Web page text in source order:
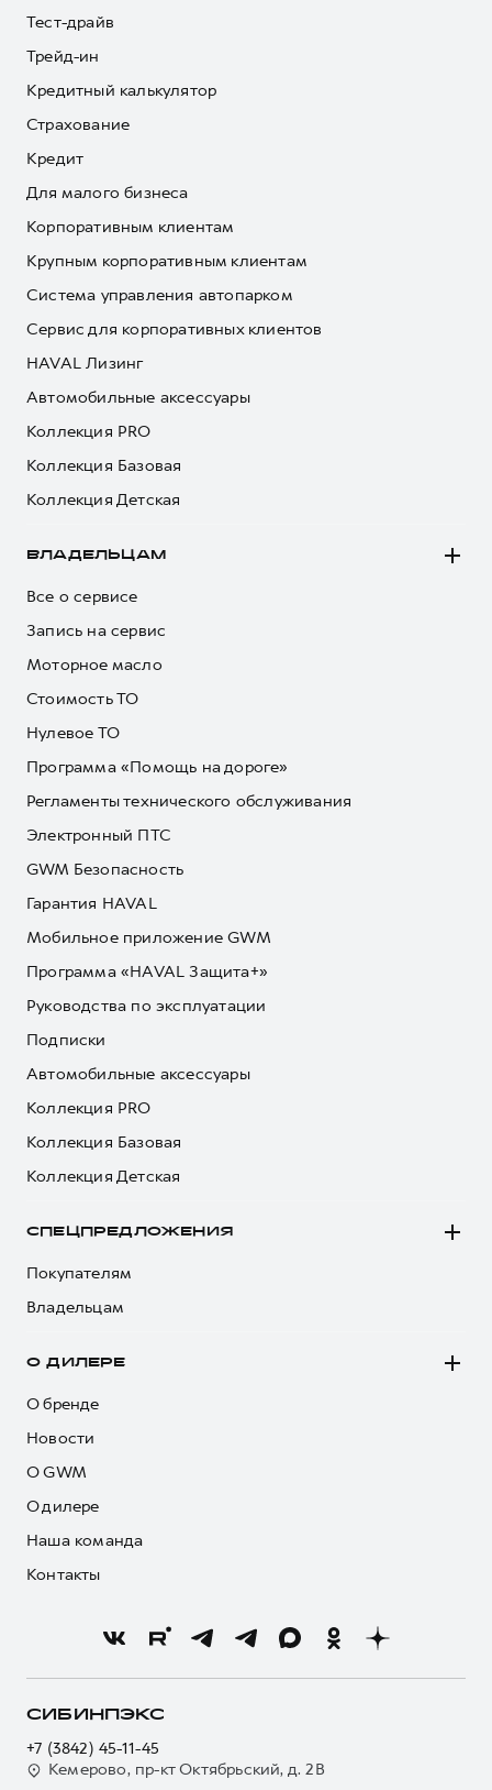
Тест-драйв
Трейд-ин
Кредитный калькулятор
Страхование
Кредит
Для малого бизнеса
Корпоративным клиентам
Крупным корпоративным клиентам
Система управления автопарком
Сервис для корпоративных клиентов
HAVAL Лизинг
Автомобильные аксессуары
Коллекция PRO
Коллекция Базовая
Коллекция Детская
ВЛАДЕЛЬЦАМ
Все о сервисе
Запись на сервис
Моторное масло
Стоимость ТО
Нулевое ТО
Программа «Помощь на дороге»
Регламенты технического обслуживания
Электронный ПТС
GWM Безопасность
Гарантия HAVAL
Мобильное приложение GWM
Программа «HAVAL Защита+»
Руководства по эксплуатации
Подписки
Автомобильные аксессуары
Коллекция PRO
Коллекция Базовая
Коллекция Детская
СПЕЦПРЕДЛОЖЕНИЯ
Покупателям
Владельцам
О ДИЛЕРЕ
О бренде
Новости
О GWM
О дилере
Наша команда
Контакты
СИБИНПЭКС
+7 (3842) 45-11-45
Кемерово, пр-кт Октябрьский, д. 2В